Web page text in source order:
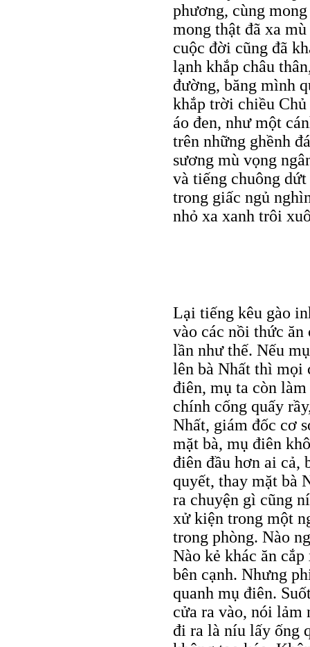
phương, cùng
mong thật đã xa
cuộc đời cũng đã
lạnh khắp châu
đường, băng mình
khắp trời chiều
áo đen, như một
trên những ghềnh
sương mù vọng
và tiếng chuông
trong giấc ngủ
nhỏ xa xanh trôi
Lại tiếng kêu gào
vào các nồi thức ăn
lần như thế. Nếu
lên bà Nhất thì mọi
điên, mụ ta còn
chính cống quấy
Nhất, giám đốc cơ
mặt bà, mụ điên
điên đầu hơn ai cả,
quyết, thay mặt bà
ra chuyện gì cũng
xử kiện trong một
trong phòng. Nào
Nào kẻ khác ăn
bên cạnh. Nhưng
quanh mụ điên.
cửa ra vào, nói lảm
đi ra là níu lấy ống